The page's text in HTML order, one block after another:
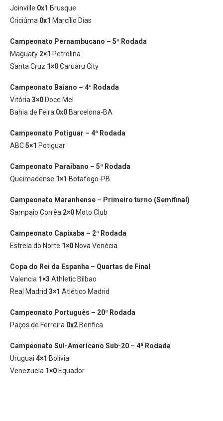
Joinville 0x1 Brusque
Criciúma 0x1 Marcílio Dias
Campeonato Pernambucano – 5ª Rodada
Maguary 2×1 Petrolina
Santa Cruz 1×0Caruaru City
Campeonato Baiano – 4ª Rodada
Vitória 3×0 Doce Mel
Bahia de Feira 0x0 Barcelona-BA
Campeonato Potiguar – 4ª Rodada
ABC5×1 Potiguar
Campeonato Paraibano – 5ª Rodada
Queimadense 1×1 Botafogo-PB
Campeonato Maranhense – Primeiro turno (Semifinal)
Sampaio Corrêa 2×0 Moto Club
Campeonato Capixaba – 2ª Rodada
Estrela do Norte 1×0 Nova Venécia
Copa do Rei da Espanha – Quartas de Final
Valencia 1×3 Athletic Bilbao
Real Madrid 3×1 Atlético Madrid
Campeonato Português – 20ª Rodada
Paços de Ferreira 0x2 Benfica
Campeonato Sul-Americano Sub-20 – 4ª Rodada
Uruguai 4×1 Bolívia
Venezuela 1×0 Equador